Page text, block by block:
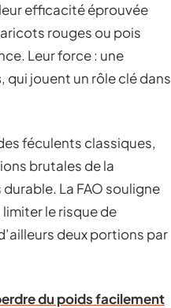
efficacité éprouvée
rouges ou pois
Leur force : une
, qui jouent un rôle clé dans
féculents classiques,
brutales de la
La FAO souligne
le risque de
deux portions par
du poids facilement